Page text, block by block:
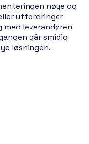
nøye og
utfordringer
med leverandøren
går smidig
løsningen.